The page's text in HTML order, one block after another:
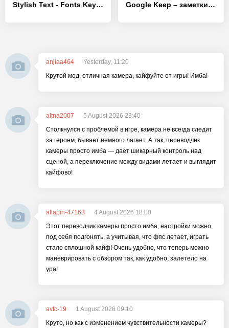
Stylish Text - Fonts Keyboard Google Keep – заметки и списки
anjiaa464
Yesterday, 11:20
Крутой мод, отличная камера, кайфуйте от игры! Имба!
altna2007
5 August 2026 23:40
Столкнулся с проблемой в игре, камера не всегда следит
за героем, бывает немного лагает. А так, переводчик
камеры просто имба — даёт шикарный контроль над
сценой, а переключение между видами летает и выглядит
кайфово!
allapin-47163
4 August 2026 18:00
Этот переводчик камеры просто имба, настройки можно
под себя подгонять, а учитывая, что фпс летает, играть
стало сплошной кайф! Очень удобно, что теперь можно
маневрировать с обзором так, как удобно, залетело на
ура!
avfc-19
1 August 2026 09:10
Круто, но как с изменением чувствительности камеры?